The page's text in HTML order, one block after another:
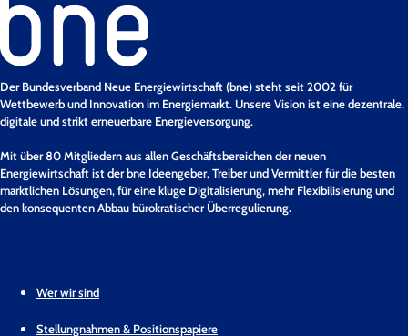
Der Bundesverband Neue Energiewirtschaft (bne) steht seit 2002 für
Wettbewerb und Innovation im Energiemarkt. Unsere Vision ist eine dezentrale,
digitale und strikt erneuerbare Energieversorgung.
Mit über 80 Mitgliedern aus allen Geschäftsbereichen der neuen
Energiewirtschaft ist der bne Ideengeber, Treiber und Vermittler für die besten
marktlichen Lösungen, für eine kluge Digitalisierung, mehr Flexibilisierung und
den konsequenten Abbau bürokratischer Überregulierung.
Wer wir sind
Stellungnahmen & Positionspapiere